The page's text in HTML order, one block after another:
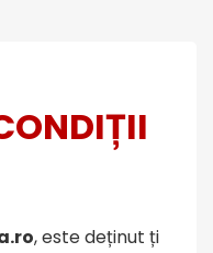
, este deținut ți